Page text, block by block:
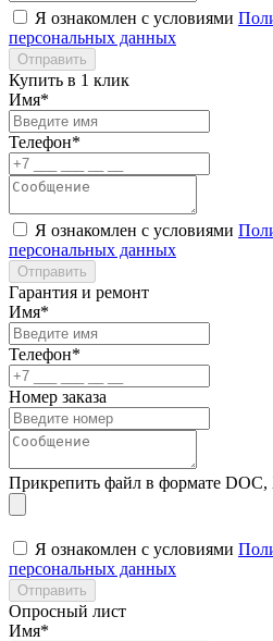
Я ознакомлен с условиями
персональных данных
Отправить
Купить в 1 клик
Имя*
Телефон*
Я ознакомлен с условиями
персональных данных
Отправить
Гарантия и ремонт
Имя*
Телефон*
Номер заказа
Прикрепить файл в формате
Я ознакомлен с условиями
персональных данных
Отправить
Опросный лист
Имя*